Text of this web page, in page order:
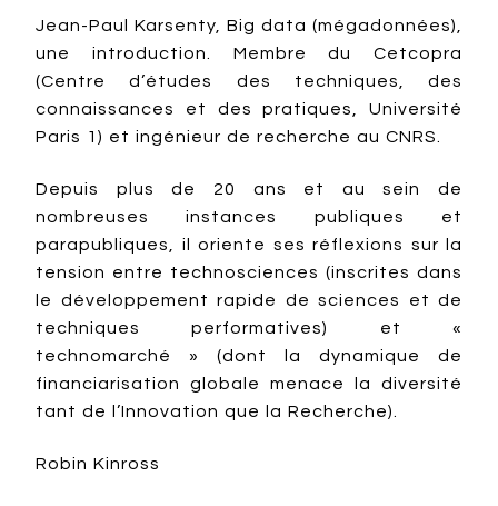
Jean-Paul Karsenty, Big data (mégadonnées),
une introduction. Membre du Cetcopra
(Centre d’études des techniques, des
connaissances et des pratiques, Université
Paris 1) et ingénieur de recherche au CNRS.
Depuis plus de 20 ans et au sein de
nombreuses instances publiques et
parapubliques, il oriente ses réflexions sur la
tension entre technosciences (inscrites dans
le développement rapide de sciences et de
techniques performatives) et «
technomarché » (dont la dynamique de
financiarisation globale menace la diversité
tant de l’Innovation que la Recherche).
Robin Kinross